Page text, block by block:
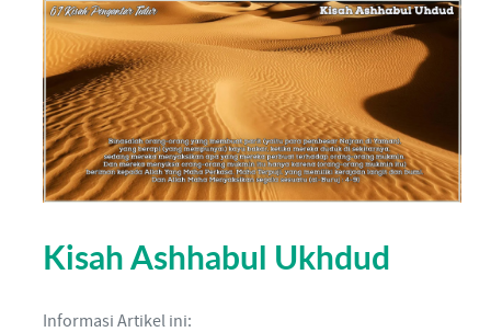
Kisah Ashhabul Ukhdud
Informasi Artikel ini: